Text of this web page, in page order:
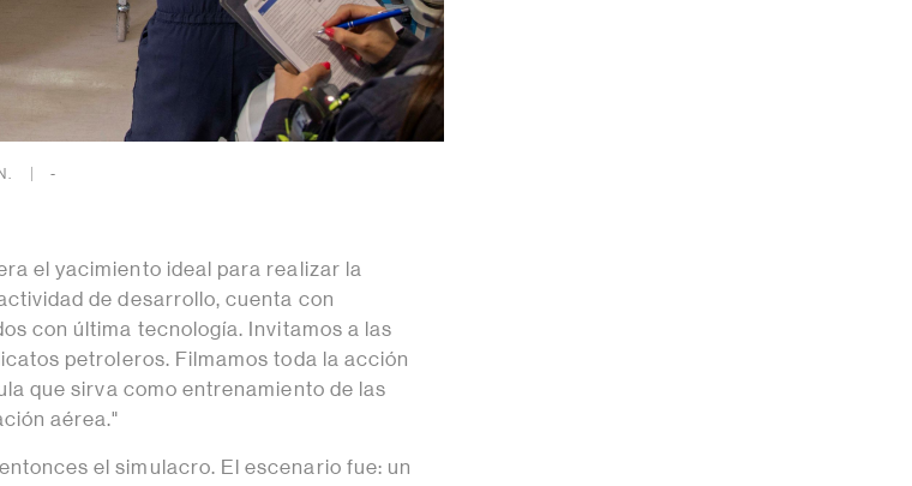
-
el yacimiento ideal para realizar la
de desarrollo, cuenta con
con última tecnología. Invitamos a las
petroleros. Filmamos toda la acción
que sirva como entrenamiento de las
aérea."
el simulacro. El escenario fue: un